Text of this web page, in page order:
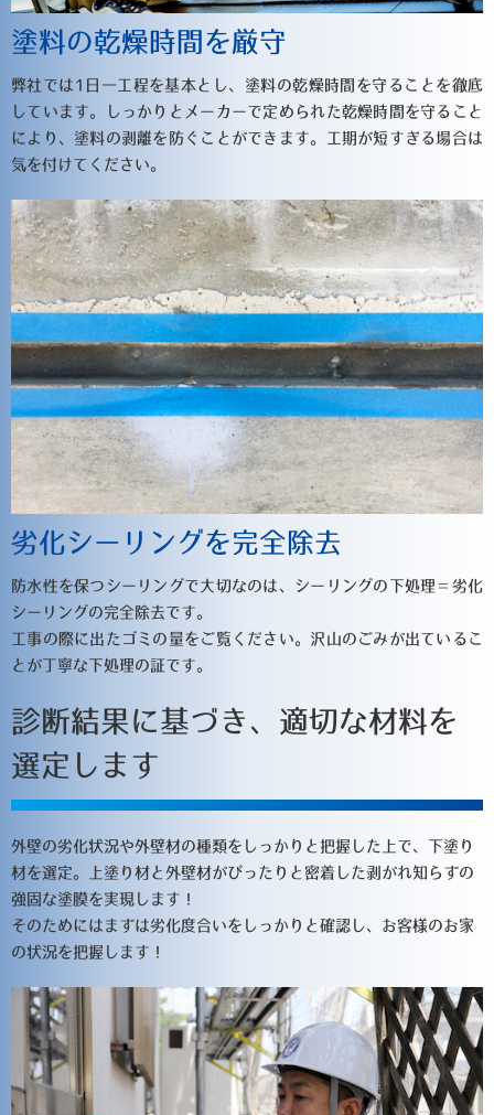
塗料の乾燥時間を厳守
弊社では1日一工程を基本とし、塗料の乾燥時間を守ることを徹底
しています。しっかりとメーカーで定められた乾燥時間を守ること
により、塗料の剥離を防ぐことができます。工期が短すぎる場合は
気を付けてください。
劣化シーリングを完全除去
防水性を保つシーリングで大切なのは、シーリングの下処理＝劣化
シーリングの完全除去です。
工事の際に出たゴミの量をご覧ください。沢山のごみが出ているこ
とが丁寧な下処理の証です。
診断結果に基づき、適切な材料を
選定します
外壁の劣化状況や外壁材の種類をしっかりと把握した上で、下塗り
材を選定。上塗り材と外壁材がぴったりと密着した剥がれ知らずの
強固な塗膜を実現します！
そのためにはまずは劣化度合いをしっかりと確認し、お客様のお家
の状況を把握します！